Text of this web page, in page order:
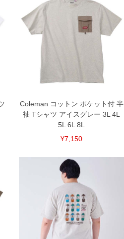
内にご連絡ください。
、返品交換不可とさせて頂いております。予め
有料（500円+税）となります。）
く場合がございます。
なりますので、予めご了承下さい。
います。(例：裾にファスナーや調節ひもが付
る等)
共用しておりますので店頭での売り違い、店
にご迷惑をお掛けしてしまう場合がございま
めておりますが、もしあった場合速やかにご
さい。
Coleman コットン ポケット付 半
袖 Tシャツ アイスグレー 3L 4L
5L 6L 8L
¥7,150